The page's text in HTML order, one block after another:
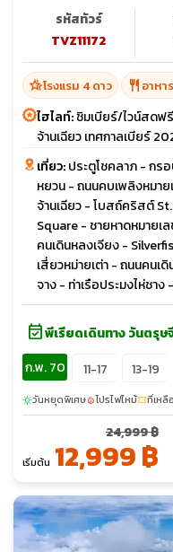
รหัสทัวร์
TVZ11172
hotel_classโรงแรม 4 ดาว restaurant อาหา
ไฮไลท์:ชิมเบียร์/ไวน์สดฟ
จ้านเฉียว เทศกาลเบียร์
เที่ยว:ประตูโชคลาภ - กร
หยวน - ถนนคบเพลิงหมา
จ้านเฉียว - โบสถ์คริสต์
Square - ชายหาดหมายเ
คนเดินหลงเจียง -
เสี่ยวหม่ายเต่า - ถนนคนเ
จาง - ท่าเรือประมงไห่ชา
event_availableพีเรียดเดินทาง วันตรุษ
ก.พ. 70
11-17 13-19
sunnyวันหยุดพิเศษlocal_fire_departmentโปรไฟไหม้confirmation_numberที่เหลื
เริ่มต้น
24,999 ฿
12,999 ฿